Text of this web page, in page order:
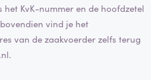
KvK-nummer en de hoofdzetel
vind je het
van de zaakvoerder zelfs terug